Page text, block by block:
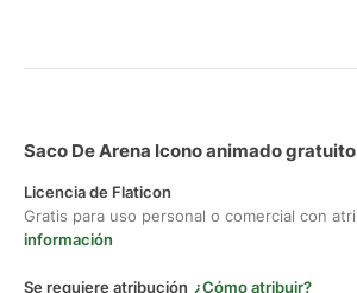
Saco De Arena Icono animado gratuito
Licencia de Flaticon
Gratis para uso personal o comercial con
información
Se requiere atribución ¿Cómo atribuir?